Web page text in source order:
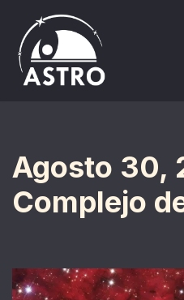
Saltar
al
contenido
Agosto 30,
Complejo